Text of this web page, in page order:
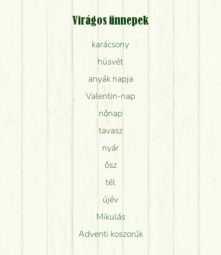
Virágos ünnepek
karácsony
húsvét
anyák napja
Valentin-nap
nőnap
tavasz
nyár
ősz
tél
újév
Mikulás
Adventi koszorúk